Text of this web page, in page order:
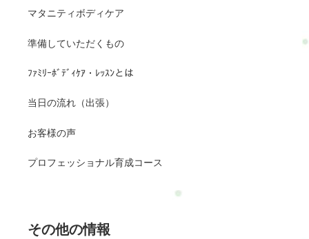
マタニティボディケア
準備していただくもの
ﾌｧﾐﾘｰﾎﾞﾃﾞｨｹｱ・ﾚｯｽﾝとは
当日の流れ（出張）
お客様の声
プロフェッショナル育成コース
その他の情報